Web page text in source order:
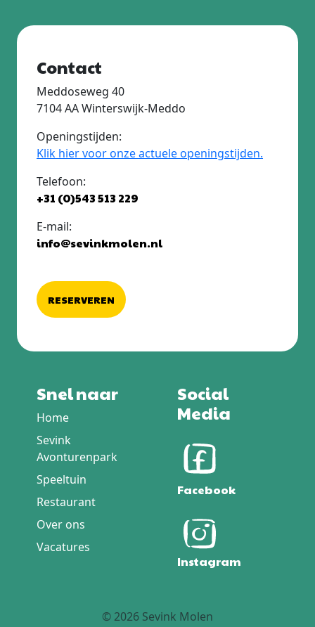
Contact
Meddoseweg 40
7104 AA Winterswijk-Meddo
Openingstijden:
Klik hier voor onze actuele openingstijden.
Telefoon:
+31 (0)543 513 229
E-mail:
info@sevinkmolen.nl
RESERVEREN
Snel naar
Home
Sevink
Avonturenpark
Speeltuin
Restaurant
Over ons
Vacatures
Social
Media
Facebook
Instagram
© 2026 Sevink Molen